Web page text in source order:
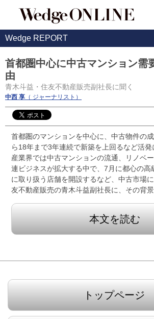
Wedge REPORT
首都圏中心に中古マンション需
由
青木斗益・住友不動産販売副社長に聞く
中西 享 （ ジャーナリスト）
首都圏のマンションを中心に、中古物件の
ら18年まで3年連続で新築を上回るなど活
産業界では中古マンションの流通、リノベ
連ビジネスが拡大する中で、7月に都心の高
に取り扱う店舗を開設するなど、中古市場
友不動産販売の青木斗益副社長に、その背景
本文を読む
トップページ